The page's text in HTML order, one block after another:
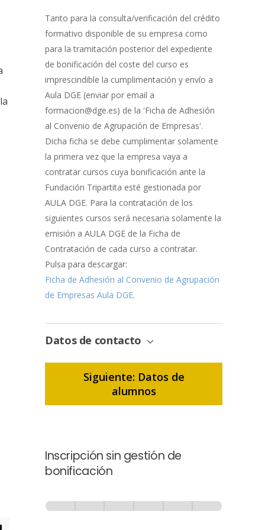
de
Bonificación
Tanto para la consulta/verificación del crédito
formativo disponible de su empresa como
para la tramitación posterior del expediente
de bonificación del coste del curso es
imprescindible la cumplimentación y envío a
Aula DGE (enviar por email a
formacion@dge.es) de la 'Ficha de Adhesión
al Convenio de Agrupación de Empresas'.
Dicha ficha se debe cumplimentar solamente
la primera vez que la empresa vaya a
contratar cursos cuya bonificación ante la
Fundación Tripartita esté gestionada por
AULA DGE. Para la contratación de los
siguientes cursos será necesaria solamente la
emisión a AULA DGE de la Ficha de
Contratación de cada curso a contratar.
Pulsa para descargar:
Ficha de Adhesión al Convenio de Agrupación
de Empresas Aula DGE.
Datos de contacto
Siguiente: Datos de
alumnos
Inscripción sin gestión de
bonificación
-